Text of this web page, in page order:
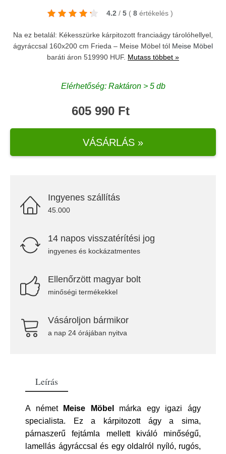
4.2 / 5 ( 8 értékelés )
Na ez betalál: Kékesszürke kárpitozott franciaágy tárolóhellyel,
ágyráccsal 160x200 cm Frieda – Meise Möbel tól Meise Möbel
baráti áron 519990 HUF. Mutass többet »
Elérhetőség: Raktáron > 5 db
605 990 Ft
VÁSÁRLÁS »
Ingyenes szállítás
45.000
14 napos visszatérítési jog
ingyenes és kockázatmentes
Ellenőrzött magyar bolt
minőségi termékekkel
Vásároljon bármikor
a nap 24 órájában nyitva
Leírás
A német Meise Möbel márka egy igazi ágy
specialista. Ez a kárpitozott ágy a sima,
párnaszerű fejtámla mellett kiváló minőségű,
lamellás ágyráccsal és egy oldalról nyíló, rugós,